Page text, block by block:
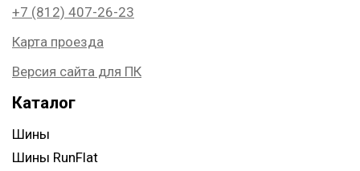
+7 (812) 407-26-23
Карта проезда
Версия сайта для ПК
Каталог
Шины
Шины RunFlat